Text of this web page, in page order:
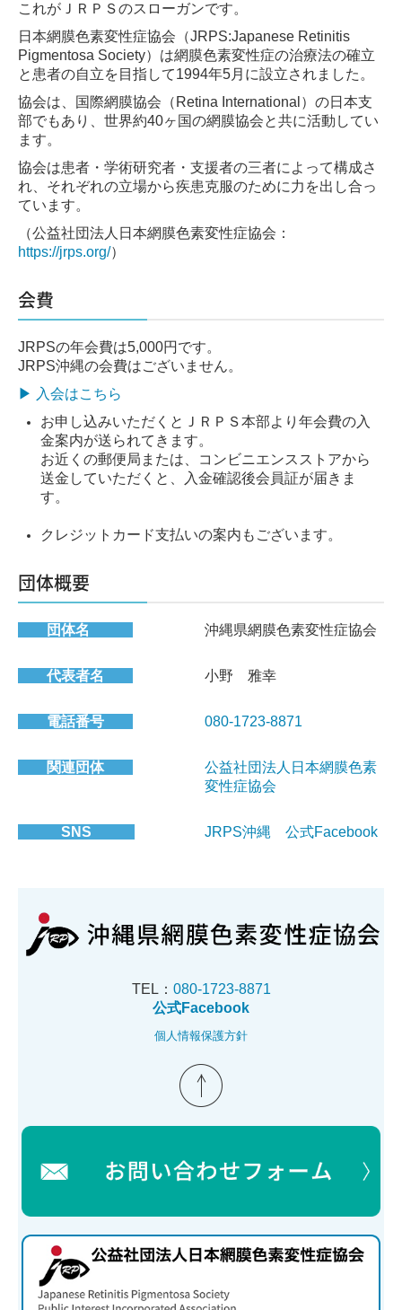
これがＪＲＰＳのスローガンです。
日本網膜色素変性症協会（JRPS:Japanese Retinitis
Pigmentosa Society）は網膜色素変性症の治療法の確立
と患者の自立を目指して1994年5月に設立されました。
協会は、国際網膜協会（Retina International）の日本支
部でもあり、世界約40ヶ国の網膜協会と共に活動してい
ます。
協会は患者・学術研究者・支援者の三者によって構成さ
れ、それぞれの立場から疾患克服のために力を出し合っ
ています。
（公益社団法人日本網膜色素変性症協会：
https://jrps.org/）
会費
JRPSの年会費は5,000円です。
JRPS沖縄の会費はございません。
▶ 入会はこちら
お申し込みいただくとＪＲＰＳ本部より年会費の入
金案内が送られてきます。
お近くの郵便局または、コンビニエンスストアから
送金していただくと、入金確認後会員証が届きま
す。
クレジットカード支払いの案内もございます。
団体概要
団体名 沖縄県網膜色素変性症協会
代表者名 小野 雅幸
電話番号 080-1723-8871
関連団体
公益社団法人日本網膜色素
変性症協会
SNS JRPS沖縄 公式Facebook
TEL： 080-1723-8871
公式Facebook
個人情報保護方針